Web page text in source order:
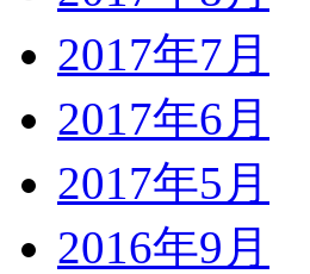
2017年7月
2017年6月
2017年5月
2016年9月